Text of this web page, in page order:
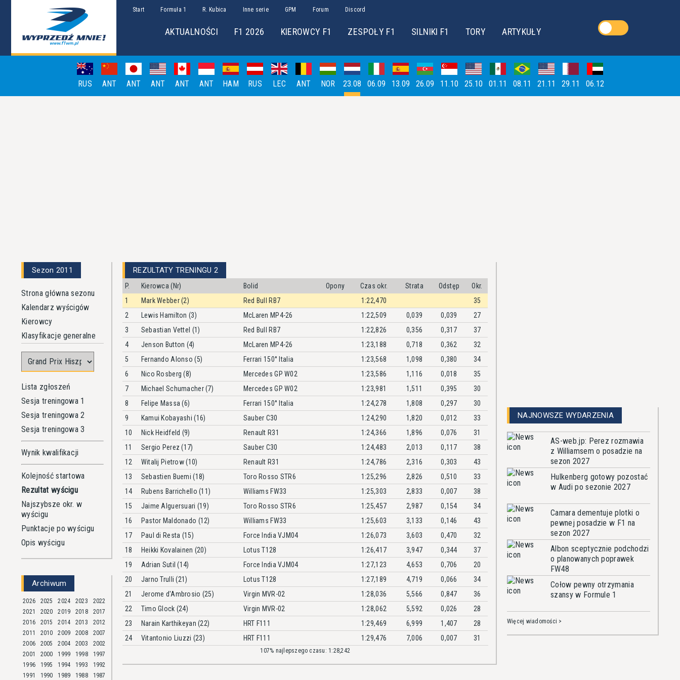
Start Formuła 1 R. Kubica Inne serie GPM Forum Discord
AKTUALNOŚCI F1 2026 KIEROWCY F1 ZESPOŁY F1 SILNIKI F1 TORY ARTYKUŁY
RUS ANT ANT ANT ANT ANT HAM RUS LEC ANT NOR 23.08 06.09 13.09 26.09 11.10 25.10 01.11 08.11 21.11 29.11 06.12
Sezon 2011
Strona główna sezonu
Kalendarz wyścigów
Kierowcy
Klasyfikacje generalne
Lista zgłoszeń
Sesja treningowa 1
Sesja treningowa 2
Sesja treningowa 3
Wynik kwalifikacji
Kolejność startowa
Rezultat wyścigu
Najszybsze okr. w
wyścigu
Punktacje po wyścigu
Opis wyścigu
Archiwum
2026 2025 2024 2023
2022
2021
2020 2019 2018
2017
2016
2015 2014 2013
2012
2011
2010 2009 2008
2007
2006
2005 2004 2003
2002
2001
2000 1999 1998
1997
1996
1995 1994 1993
1992
1991
1990 1989 1988 1987
REZULTATY TRENINGU 2
P. Kierowca (Nr) Bolid Opony Czas okr. Strata Odstęp
Okr.
1
Mark Webber (2) Red Bull RB7 1:22,470
35
2
Lewis Hamilton (3) McLaren MP4-26 1:22,509 0,039 0,039
27
3
Sebastian Vettel (1) Red Bull RB7 1:22,826 0,356 0,317
37
4
Jenson Button (4) McLaren MP4-26 1:23,188 0,718 0,362
32
5
Fernando Alonso (5) Ferrari 150° Italia 1:23,568 1,098 0,380
34
6
Nico Rosberg (8) Mercedes GP W02 1:23,586 1,116 0,018
35
7
Michael Schumacher (7) Mercedes GP W02 1:23,981 1,511 0,395
30
8
Felipe Massa (6) Ferrari 150° Italia 1:24,278 1,808 0,297
30
9
Kamui Kobayashi (16) Sauber C30 1:24,290 1,820 0,012
33
10
Nick Heidfeld (9) Renault R31 1:24,366 1,896 0,076
31
11
Sergio Perez (17) Sauber C30 1:24,483 2,013 0,117
38
12
Witalij Pietrow (10) Renault R31 1:24,786 2,316 0,303
43
13
Sebastien Buemi (18) Toro Rosso STR6 1:25,296 2,826 0,510
33
14
Rubens Barrichello (11) Williams FW33 1:25,303 2,833 0,007
38
15
Jaime Alguersuari (19) Toro Rosso STR6 1:25,457 2,987 0,154
34
16
Pastor Maldonado (12) Williams FW33 1:25,603 3,133 0,146
43
17
Paul di Resta (15) Force India VJM04 1:26,073 3,603 0,470
32
18
Heikki Kovalainen (20) Lotus T128 1:26,417 3,947 0,344
37
19
Adrian Sutil (14) Force India VJM04 1:27,123 4,653 0,706
20
20
Jarno Trulli (21) Lotus T128 1:27,189 4,719 0,066
34
21
Jerome d'Ambrosio (25) Virgin MVR-02 1:28,036 5,566 0,847
36
22
Timo Glock (24) Virgin MVR-02 1:28,062 5,592 0,026
28
23
Narain Karthikeyan (22) HRT F111 1:29,469 6,999 1,407
28
24
Vitantonio Liuzzi (23) HRT F111 1:29,476 7,006 0,007 31
107% najlepszego czasu: 1:28,242
NAJNOWSZE WYDARZENIA
AS-web.jp: Perez rozmawia
z Williamsem o posadzie na
sezon 2027
Hulkenberg gotowy pozostać
w Audi po sezonie 2027
Camara dementuje plotki o
pewnej posadzie w F1 na
sezon 2027
Albon sceptycznie podchodzi
o planowanych poprawek
FW48
Cołow pewny otrzymania
szansy w Formule 1
Więcej wiadomości >